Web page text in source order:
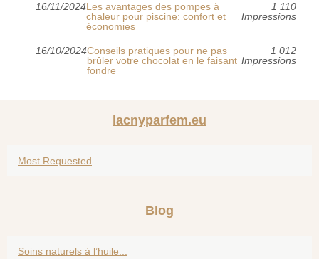
16/11/2024Les avantages des pompes à
chaleur pour piscine: confort et
économies
1 110
Impressions
16/10/2024Conseils pratiques pour ne pas
brûler votre chocolat en le faisant
fondre
1 012
Impressions
lacnyparfem.eu
Most Requested
Blog
Soins naturels à l’huile...